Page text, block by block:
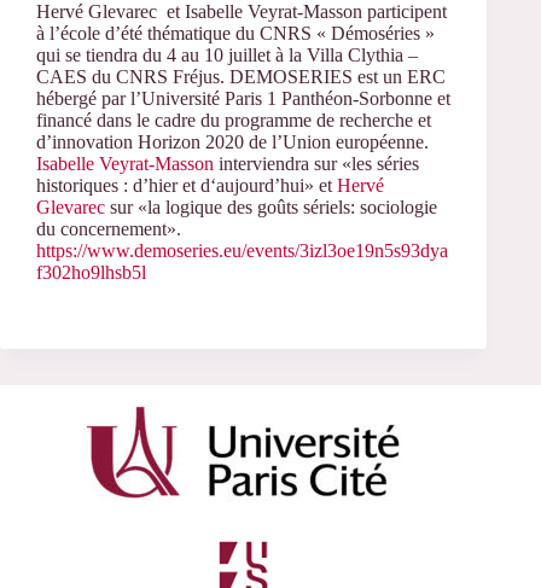
Hervé Glevarec et Isabelle Veyrat-Masson participent
à l’école d’été thématique du CNRS « Démoséries »
qui se tiendra du 4 au 10 juillet à la Villa Clythia –
CAES du CNRS Fréjus. DEMOSERIES est un ERC
hébergé par l’Université Paris 1 Panthéon-Sorbonne et
financé dans le cadre du programme de recherche et
d’innovation Horizon 2020 de l’Union européenne.
Isabelle Veyrat-Masson interviendra sur «les séries
historiques : d’hier et d‘aujourd’hui» et Hervé
Glevarec sur «la logique des goûts sériels: sociologie
du concernement».
https://www.demoseries.eu/events/3izl3oe19n5s93dya
f302ho9lhsb5l